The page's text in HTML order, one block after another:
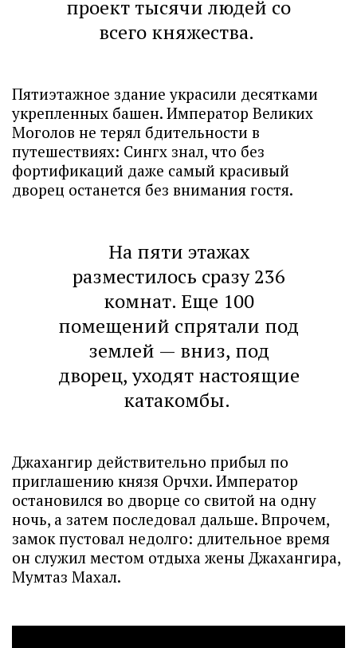
проект тысячи людей со
всего княжества.
Пятиэтажное здание украсили десятками
укрепленных башен. Император Великих
Моголов не терял бдительности в
путешествиях: Сингх знал, что без
фортификаций даже самый красивый
дворец останется без внимания гостя.
На пяти этажах
разместилось сразу 236
комнат. Еще 100
помещений спрятали под
землей — вниз, под
дворец, уходят настоящие
катакомбы.
Джахангир действительно прибыл по
приглашению князя Орчхи. Император
остановился во дворце со свитой на одну
ночь, а затем последовал дальше. Впрочем,
замок пустовал недолго: длительное время
он служил местом отдыха жены Джахангира,
Мумтаз Махал.